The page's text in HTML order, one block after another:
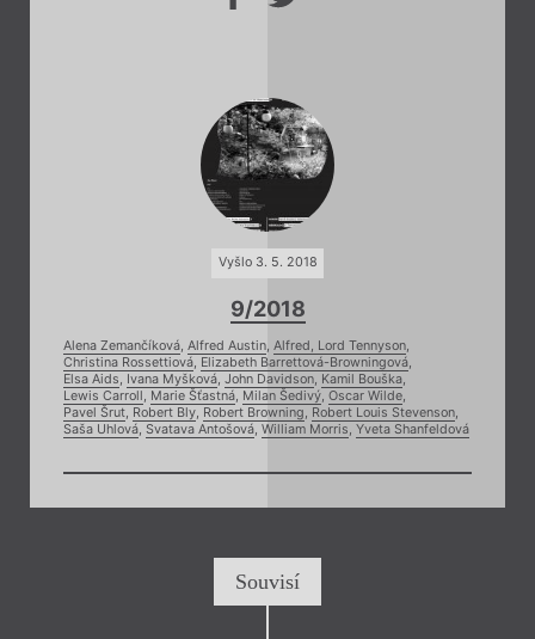
Vyšlo 3. 5. 2018
9/2018
Alena Zemančíková, Alfred Austin, Alfred, Lord Tennyson,
Christina Rossettiová, Elizabeth Barrettová-Browningová,
Elsa Aids, Ivana Myšková, John Davidson, Kamil Bouška,
Lewis Carroll, Marie Šťastná, Milan Šedivý, Oscar Wilde,
Pavel Šrut, Robert Bly, Robert Browning, Robert Louis Stevenson,
Saša Uhlová, Svatava Antošová, William Morris, Yveta Shanfeldová
Souvisí